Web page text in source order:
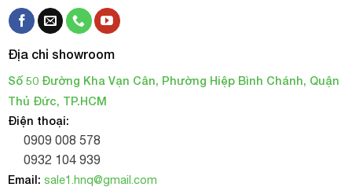
Địa chỉ showroom
Số 50 Đường Kha Vạn Cân, Phường Hiệp Bình Chánh, Quận
Thủ Đức, TP.HCM
Điện thoại:
0909 008 578
0932 104 939
Email: sale1.hnq@gmail.com